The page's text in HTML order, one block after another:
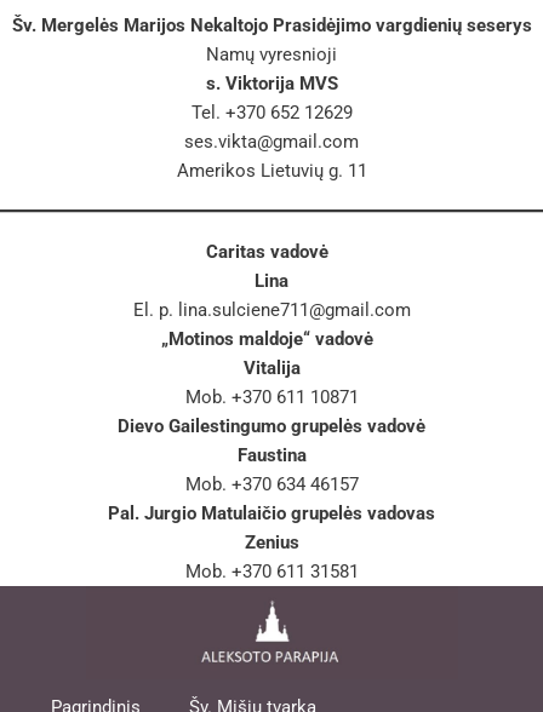
Šv. Mergelės Marijos Nekaltojo Prasidėjimo vargdienių seserys
Namų vyresnioji
s. Viktorija MVS
Tel. +370 652 12629
ses.vikta@gmail.com
Amerikos Lietuvių g. 11
Caritas vadovė
Lina
El. p. lina.sulciene711@gmail.com
„Motinos maldoje“ vadovė
Vitalija
Mob. +370 611 10871
Dievo Gailestingumo grupelės vadovė
Faustina
Mob. +370 634 46157
Pal. Jurgio Matulaičio grupelės vadovas
Zenius
Mob. +370 611 31581
Pagrindinis Šv. Mišių tvarka